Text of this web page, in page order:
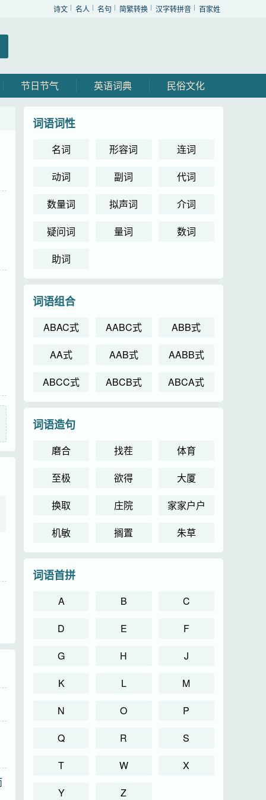
诗文 名人 名句 简繁转换 汉字转拼音 百家姓
节日节气 英语词典 民俗文化
词语词性
名词 形容词
连词
动词
副词
代词
数量词
拟声词
介词
疑问词
量词
数词
助词
词语组合
ABAC式 AABC式
ABB式
AA式
AAB式
AABB式
ABCC式
ABCB式 ABCA式
词语造句
磨合 找茬
体育
至极
欲得
大厦
换取
庄院
家家户户
机敏
搁置 朱草
词语首拼
A B
C
D
E
F
G
H
J
K
L
M
N
O
P
Q
R
S
T
W
X
Y
Z